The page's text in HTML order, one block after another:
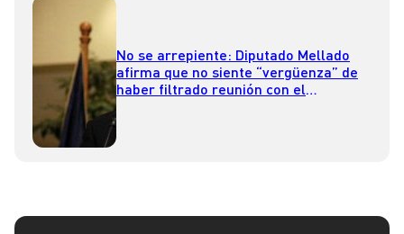
No se arrepiente: Diputado Mellado
afirma que no siente “vergüenza” de
haber filtrado reunión con el